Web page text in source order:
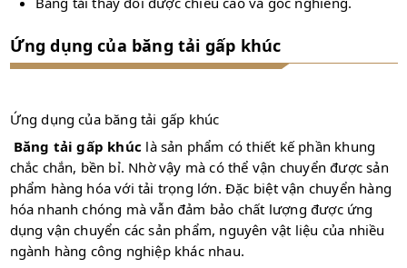
Ứng dụng của băng tải gấp khúc
Ứng dụng của băng tải gấp khúc
Băng tải gấp khúc là sản phẩm có thiết kế phần khung
chắc chắn, bền bỉ. Nhờ vậy mà có thể vận chuyển được sản
phẩm hàng hóa với tải trọng lớn. Đặc biệt vận chuyển hàng
hóa nhanh chóng mà vẫn đảm bảo chất lượng được ứng
dụng vận chuyển các sản phẩm, nguyên vật liệu của nhiều
ngành hàng công nghiệp khác nhau.